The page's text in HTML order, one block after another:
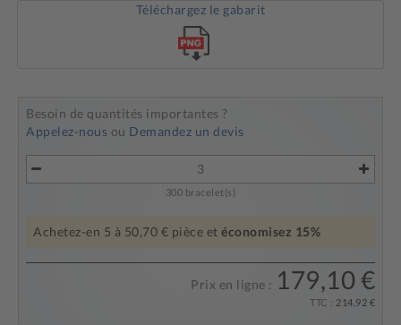
Téléchargez le gabarit
Besoin de quantités importantes ?
Appelez-nous ou Demandez un devis
300 bracelet(s)
Achetez-en 5 à 50,70 € pièce et économisez 15%
Prix en ligne : 179,10 €
TTC : 214,92 €